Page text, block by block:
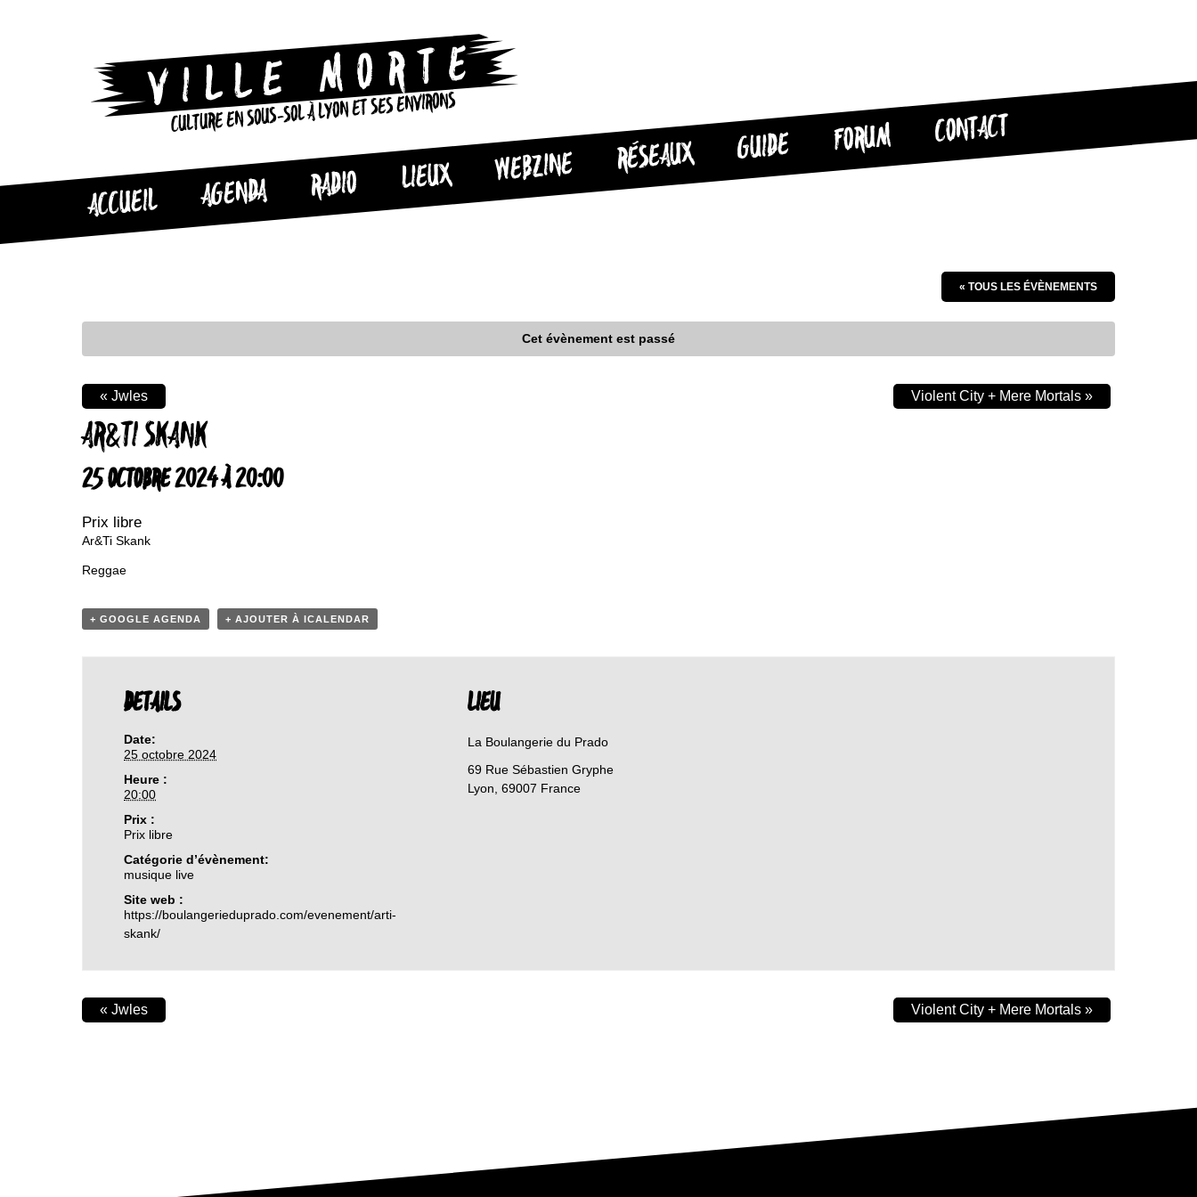
CULTURE EN SOUS-SOL À LYON ET SES ENVIRONS
ACCUEIL AGENDA RADIO LIEUX WEBZINE RÉSEAUX GUIDE FORUM CONTACT
« TOUS LES ÉVÈNEMENTS
Cet évènement est passé
AR&TI SKANK
25 OCTOBRE 2024 À 20:00
Prix libre
« Jwles Violent City + Mere Mortals »
Ar&Ti Skank
Reggae
+ GOOGLE AGENDA + AJOUTER À ICALENDAR
DETAILS
Date:
25 octobre 2024
Heure :
20:00
Prix :
Prix libre
Catégorie d’évènement:
musique live
Site web :
https://boulangerieduprado.com/evenement/arti-
skank/
LIEU
La Boulangerie du Prado
69 Rue Sébastien Gryphe
Lyon 69007 France
« Jwles Violent City + Mere Mortals »